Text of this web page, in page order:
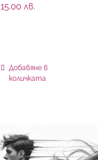
15.00 лв.
Добавяне в
количката